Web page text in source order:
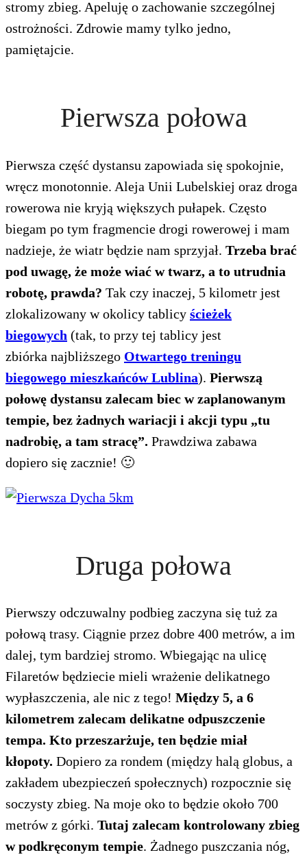
stromy zbieg. Apeluję o zachowanie szczególnej
ostrożności. Zdrowie mamy tylko jedno,
pamiętajcie.
Pierwsza połowa
Pierwsza część dystansu zapowiada się spokojnie,
wręcz monotonnie. Aleja Unii Lubelskiej oraz droga
rowerowa nie kryją większych pułapek. Często
biegam po tym fragmencie drogi rowerowej i mam
nadzieje, że wiatr będzie nam sprzyjał. Trzeba brać
pod uwagę, że może wiać w twarz, a to utrudnia
robotę, prawda? Tak czy inaczej, 5 kilometr jest
zlokalizowany w okolicy tablicy ścieżek
biegowych (tak, to przy tej tablicy jest
zbiórka najbliższego Otwartego treningu
biegowego mieszkańców Lublina). Pierwszą
połowę dystansu zalecam biec w zaplanowanym
tempie, bez żadnych wariacji i akcji typu „tu
nadrobię, a tam stracę”. Prawdziwa zabawa
dopiero się zacznie! 🙂
Druga połowa
Pierwszy odczuwalny podbieg zaczyna się tuż za
połową trasy. Ciągnie przez dobre 400 metrów, a im
dalej, tym bardziej stromo. Wbiegając na ulicę
Filaretów będziecie mieli wrażenie delikatnego
wypłaszczenia, ale nic z tego! Między 5, a 6
kilometrem zalecam delikatne odpuszczenie
tempa. Kto przeszarżuje, ten będzie miał
kłopoty. Dopiero za rondem (między halą globus, a
zakładem ubezpieczeń społecznych) rozpocznie się
soczysty zbieg. Na moje oko to będzie około 700
metrów z górki. Tutaj zalecam kontrolowany zbieg
w podkręconym tempie. Żadnego puszczania nóg,